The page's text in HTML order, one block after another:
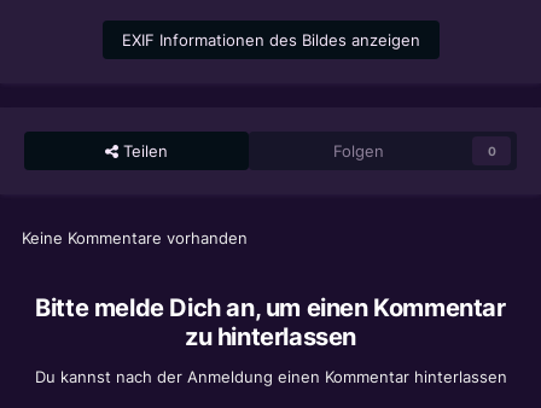
EXIF Informationen des Bildes anzeigen
Teilen Folgen 0
Keine Kommentare vorhanden
Bitte melde Dich an, um einen Kommentar
zu hinterlassen
Du kannst nach der Anmeldung einen Kommentar hinterlassen